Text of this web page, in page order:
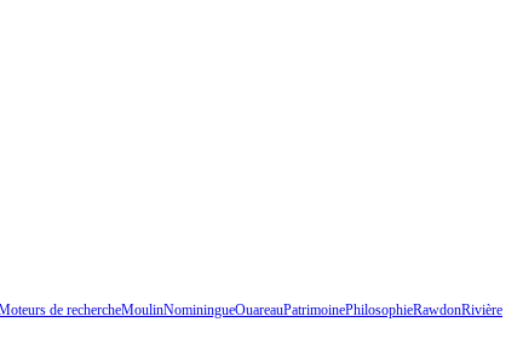
de rechercheMoulinNominingueOuareauPatrimoinePhilosophieRawdonRivière